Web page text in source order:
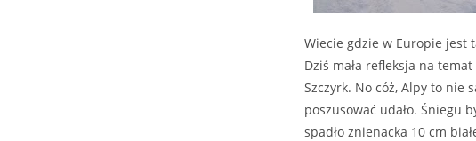
Wiecie gdzie w Europie jest
Dziś mała refleksja na
Szczyrk. No cóż, Alpy to nie
poszusować udało. Śniegu
spadło znienacka 10 cm